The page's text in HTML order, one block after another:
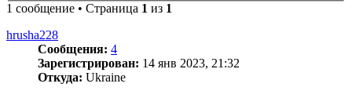
1 сообщение • Страница 1 из 1
hrusha228
Сообщения: 4
Зарегистрирован: 14 янв 2023, 21:32
Откуда: Ukraine